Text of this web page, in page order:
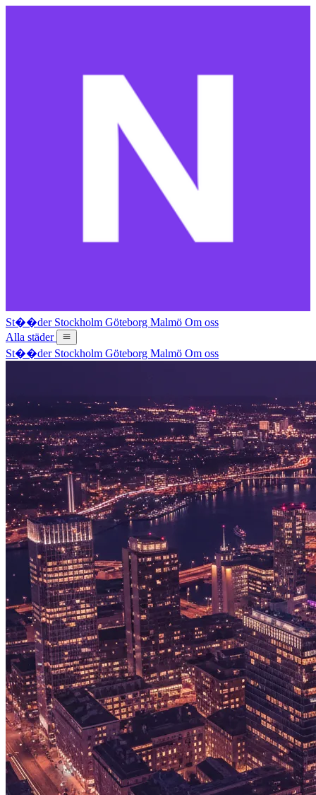
St��der Stockholm Göteborg Malmö Om oss
Alla städer
St��der Stockholm Göteborg Malmö Om oss